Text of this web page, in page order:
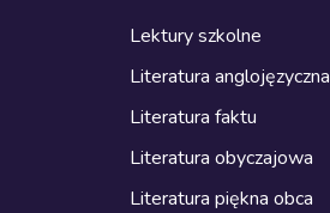
Lektury szkolne
Literatura anglojęzyczna
Literatura faktu
Literatura obyczajowa
Literatura piękna obca